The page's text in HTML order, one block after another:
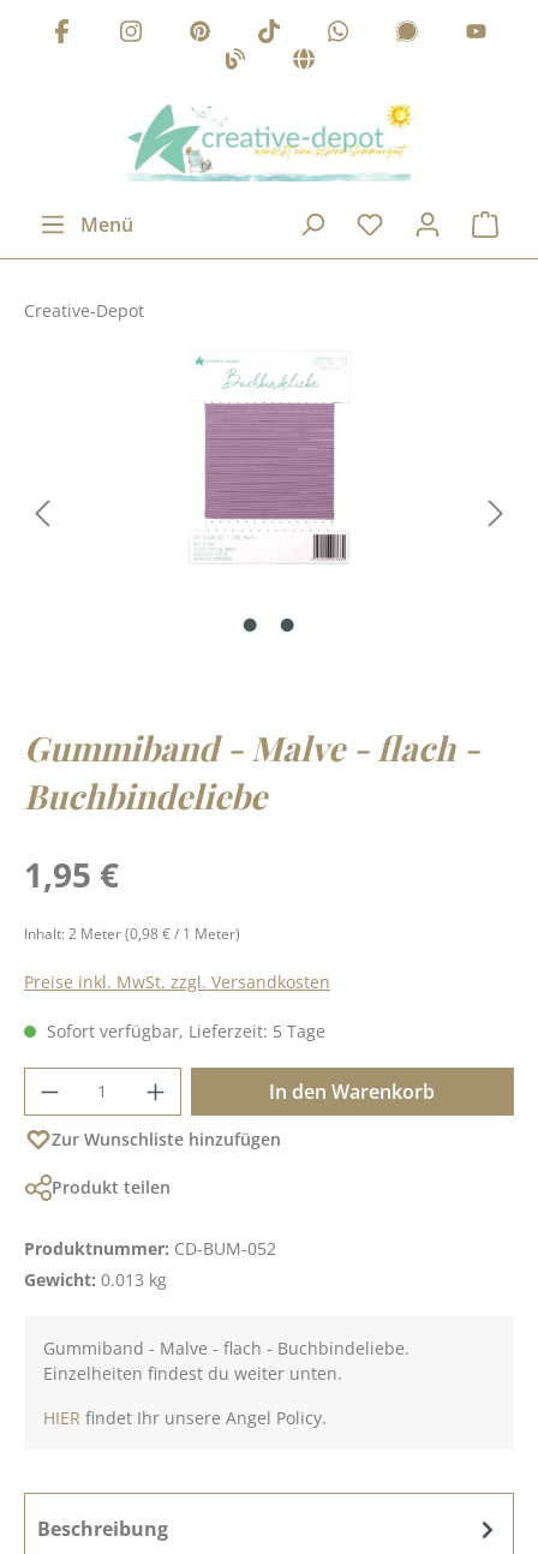
Zum Hauptinhalt springen
Menü
Creative-Depot
Gummiband - Malve - flach -
Buchbindeliebe
Regulärer Preis:
1,95 €
Inhalt: 2 Meter(0,98 € / 1 Meter)
Preise inkl. MwSt. zzgl. Versandkosten
Sofort verfügbar, Lieferzeit: 5 Tage
Produkt Anzahl: Gib den gewünschten
In den Warenkorb
Zur Wunschliste hinzufügen
Produkt teilen
Produktnummer: CD-BUM-052
Gewicht: 0.013 kg
Gummiband - Malve - flach - Buchbindeliebe.
Einzelheiten findest du weiter unten.
HIER findet Ihr unsere Angel Policy.
Beschreibung